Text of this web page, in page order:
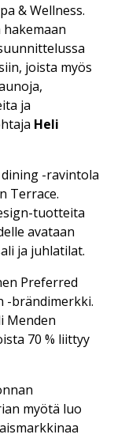
& Wellness.
joista myös
ja
Heli
-ravintola
Terrace.
tuotteita
avataan
ja juhlatilat.
Preferred
-brändimerkki.
Menden
70 % liittyy
myötä luo